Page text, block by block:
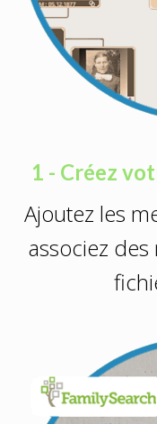
1 - Créez
Ajoutez les
associez